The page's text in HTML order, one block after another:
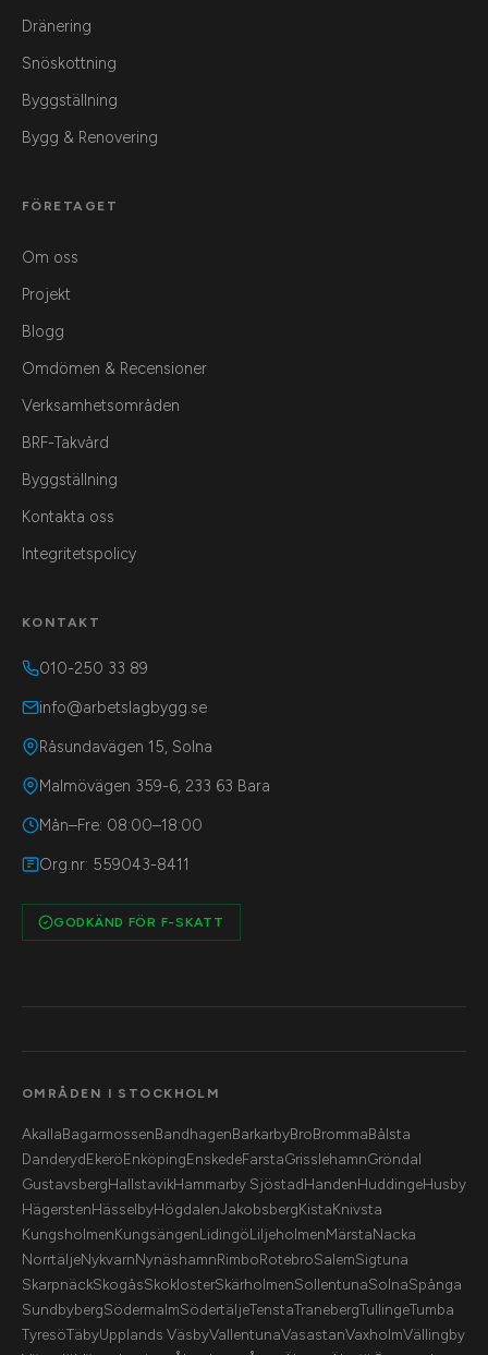
Dränering
Snöskottning
Byggställning
Bygg & Renovering
FÖRETAGET
Om oss
Projekt
Blogg
Omdömen & Recensioner
Verksamhetsområden
BRF-Takvård
Byggställning
Kontakta oss
Integritetspolicy
KONTAKT
010-250 33 89
info@arbetslagbygg.se
Råsundavägen 15, Solna
Malmövägen 359-6, 233 63 Bara
Mån–Fre: 08:00–18:00
Org.nr: 559043-8411
GODKÄND FÖR F-SKATT
OMRÅDEN I STOCKHOLM
AkallaBagarmossenBandhagenBarkarbyBroBrommaBålsta
DanderydEkeröEnköpingEnskedeFarstaGrisslehamnGröndal
GustavsbergHallstavikHammarby SjöstadHandenHuddingeHusby
HägerstenHässelbyHögdalenJakobsbergKistaKnivsta
KungsholmenKungsängenLidingöLiljeholmenMärstaNacka
NorrtäljeNykvarnNynäshamnRimboRotebroSalemSigtuna
SkarpnäckSkogåsSkoklosterSkärholmenSollentunaSolnaSpånga
SundbybergSödermalmSödertäljeTenstaTranebergTullingeTumba
TyresöTäbyUpplands VäsbyVallentunaVasastanVaxholmVällingby